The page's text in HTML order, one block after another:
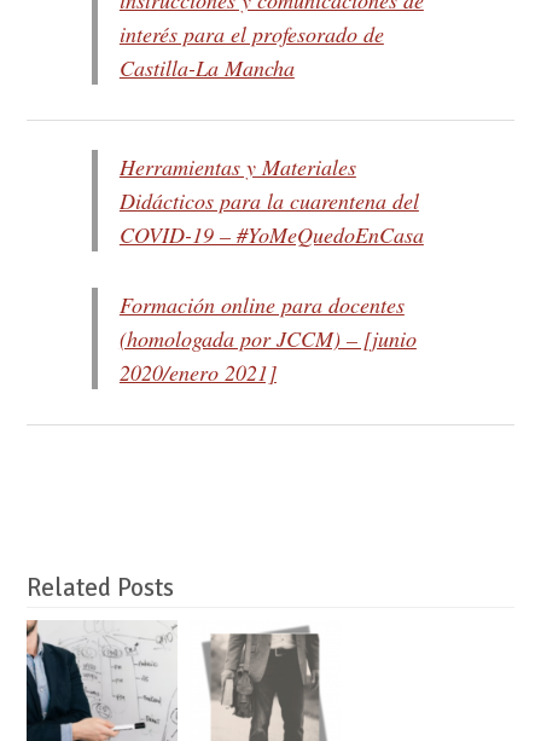
interés para el profesorado de
Castilla-La Mancha
Herramientas y Materiales
Didácticos para la cuarentena del
COVID-19 – #YoMeQuedoEnCasa
Formación online para docentes
(homologada por JCCM) – [junio
2020/enero 2021]
Related Posts